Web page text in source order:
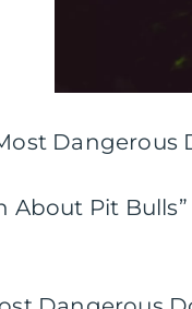
About Pit